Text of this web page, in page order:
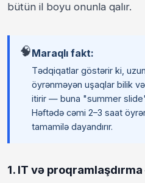
bütün il boyu onunla qalır.
🧠Maraqlı fakt:
Tədqiqatlar göstərir ki,
öyrənməyən uşaqlar bilik və
itirir — buna "summer
Həftədə cəmi 2–3 saat
tamamilə dayandırır.
1. IT və